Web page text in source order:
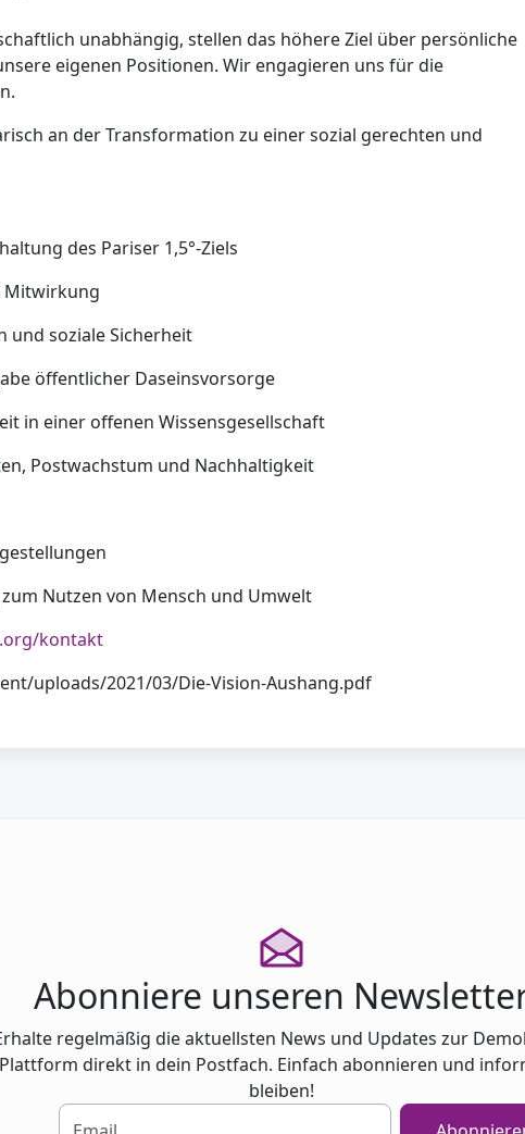
unabhängig, stellen das höhere Ziel über persönliche
eigenen Positionen. Wir engagieren uns für die
an der Transformation zu einer sozial gerechten und
des Pariser 1,5°-Ziels
Mitwirkung
und soziale Sicherheit
öffentlicher Daseinsvorsorge
in einer offenen Wissensgesellschaft
Postwachstum und Nachhaltigkeit
Nutzen von Mensch und Umwelt
kontakt
uploads/2021/03/Die-Vision-Aushang.pdf
Abonniere unseren
regelmäßig die aktuellsten News und Updates zur
Plattform direkt in dein Postfach. Einfach abonnieren und
bleiben!